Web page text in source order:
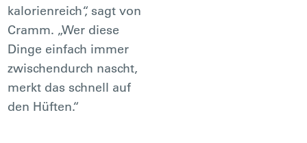
kalorienreich“, sagt von
Cramm. „Wer diese
Dinge einfach immer
zwischendurch nascht,
merkt das schnell auf
den Hüften.“